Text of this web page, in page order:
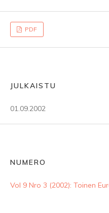
PDF
JULKAISTU
01.09.2002
NUMERO
Vol 9 Nro 3 (2002): Toinen